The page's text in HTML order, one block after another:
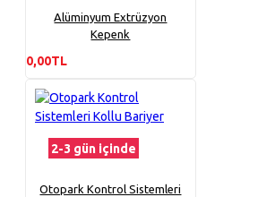
Alüminyum Extrüzyon
Kepenk
0,00TL
2-3 gün içinde
Otopark Kontrol Sistemleri